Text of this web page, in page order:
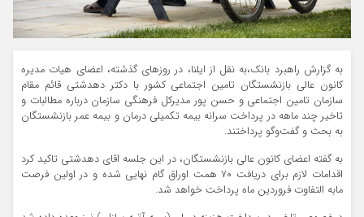
به گزارش راهبرد بانک،به نقل از ایلنا، در روز‌های گذشته، اعضای هیات مدیره
کانون عالی بازنشستگان تامین اجتماعی کشور با دکتر دهدشتی قائم مقام
سازمان تامین اجتماعی و حسن پور مدیرکل فرهنگی سازمان درباره مطالبات و
تاخیر چند ماهه در پرداخت سرانه بیمه تکمیلی درمان و بیمه عمر بازنشستگان
به بحث و گفت‌و‌گو پرداختند.
به گفته اعضای کانون عالی بازنشستگان، در این جلسه اقای دهدشتی تاکید کرد
اقدامات لازم برای دریافت ۷۰ همت اوراق گام نهایی شده و در اولین فرصت
مابه التفاوت فروردین ماه پرداخت خواهد شد.